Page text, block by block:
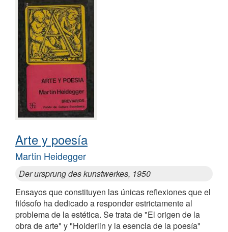
Arte y poesía
Martin Heidegger
Der ursprung des kunstwerkes, 1950
Ensayos que constituyen las únicas reflexiones que el
filósofo ha dedicado a responder estrictamente al
problema de la estética. Se trata de "El origen de la
obra de arte" y "Holderlin y la esencia de la poesía"